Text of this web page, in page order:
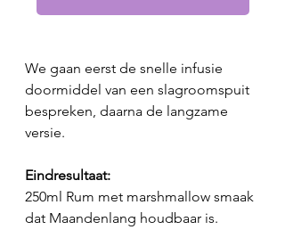
We gaan eerst de snelle infusie
doormiddel van een slagroomspuit
bespreken, daarna de langzame
versie.
Eindresultaat:
250ml Rum met marshmallow smaak
dat Maandenlang houdbaar is.